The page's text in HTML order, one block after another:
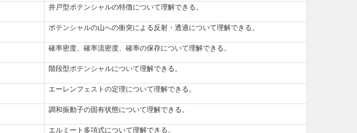
井戸型ポテンシャルの特徴について理解できる。
ポテンシャルの山への衝突による反射・透過について理解できる。
確率密度、確率流密度、確率の保存について理解できる。
階段型ポテンシャルについて理解できる。
エーレンフェストの定理について理解できる。
調和振動子の固有状態について理解できる。
エルミート多項式について理解できる。